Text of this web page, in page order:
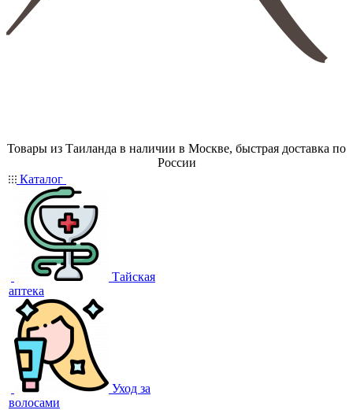
Товары из Таиланда в наличии в Москве, быстрая доставка по
России
Каталог
Тайская
аптека
Уход за
волосами